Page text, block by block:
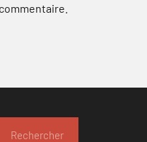
Rechercher